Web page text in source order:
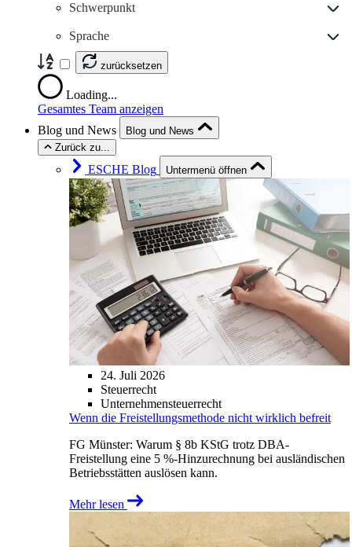
Schwerpunkt
Sprache
zurücksetzen
Loading...
Gesamtes Team anzeigen
Blog und News
Blog und News
Zurück zu...
ESCHE Blog Untermenü öffnen
24. Juli 2026
Steuerrecht
Unternehmensteuerrecht
Wenn die Freistellungsmethode nicht wirklich befreit
FG Münster: Warum § 8b KStG trotz DBA-
Freistellung eine 5 %-Hinzurechnung bei ausländischen
Betriebsstätten auslösen kann.
Mehr lesen